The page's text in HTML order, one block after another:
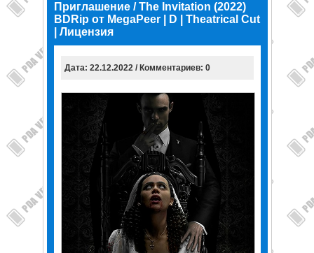
Приглашение / The Invitation (2022)
BDRip от MegaPeer | D | Theatrical Cut
| Лицензия
Дата: 22.12.2022 / Комментариев: 0